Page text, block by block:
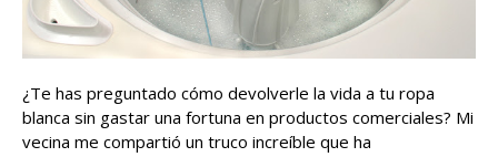
¿Te has preguntado cómo devolverle la vida a tu ropa
blanca sin gastar una fortuna en productos comerciales? Mi
vecina me compartió un truco increíble que ha